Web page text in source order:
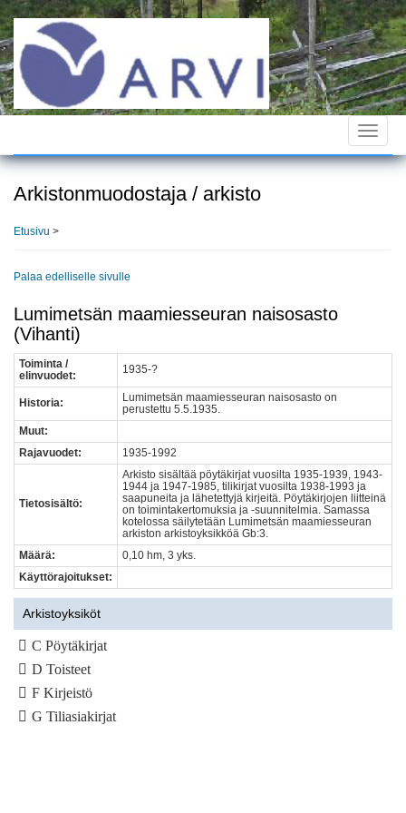
Hyppää
pääsisältöön
Toggle
Arkistonmuodostaja / arkisto
Etusivu >
Palaa edelliselle sivulle
Lumimetsän maamiesseuran naisosasto
(Vihanti)
Toiminta /
elinvuodet:
1935-?
Historia:
Lumimetsän maamiesseuran naisosasto on
perustettu 5.5.1935.
Muut:
Rajavuodet:
1935-1992
Tietosisältö:
Arkisto sisältää pöytäkirjat vuosilta 1935-1939, 1943-
1944 ja 1947-1985, tilikirjat vuosilta 1938-1993 ja
saapuneita ja lähetettyjä kirjeitä. Pöytäkirjojen liitteinä
on toimintakertomuksia ja -suunnitelmia. Samassa
kotelossa säilytetään Lumimetsän maamiesseuran
arkiston arkistoyksikköä Gb:3.
Määrä:
0,10 hm, 3 yks.
Käyttörajoitukset:
Arkistoyksiköt
C Pöytäkirjat
D Toisteet
F Kirjeistö
G Tiliasiakirjat